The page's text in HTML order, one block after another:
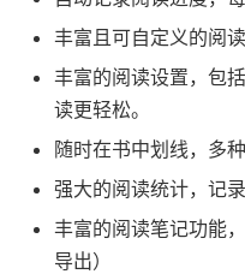
丰富且可自定义的阅
丰富的阅读设置，包
读更轻松。
随时在书中划线，多
强大的阅读统计，记
丰富的阅读笔记功能
导出）